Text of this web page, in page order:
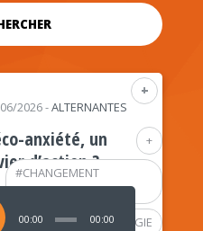
+
+
#CHANGEMENT
CLIMATIQUE
#PSYCHOLOGIE
2026-ALTERNANTES
anxiété, un
d’action ?
00:00 00:00